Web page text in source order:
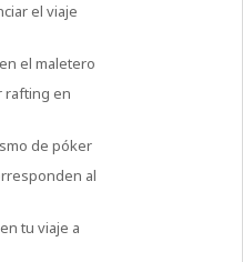
el viaje
el maletero
rafting en
de póker
al
tu viaje a